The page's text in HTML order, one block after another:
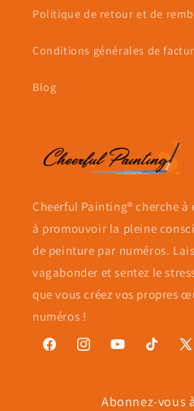
Politique de retour et de
Conditions générales de
Blog
Cheerful Painting® cherche
à promouvoir la pleine
de peinture par numéros.
vagabonder et sentez le
que vous créez vos propres
numéros !
FacebookInstagramYouTubeTikTok
X
Abonnez-vous